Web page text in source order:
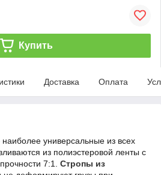
Купить
Доставка Оплата
наиболее универсальные из всех
из полиэстеровой ленты с
7:1. Стропы из